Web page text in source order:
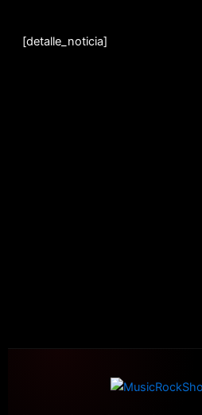
contenido
[detalle_noticia]